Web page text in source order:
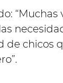
“Muchas
de chicos